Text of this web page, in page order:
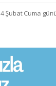
Şubat Cuma